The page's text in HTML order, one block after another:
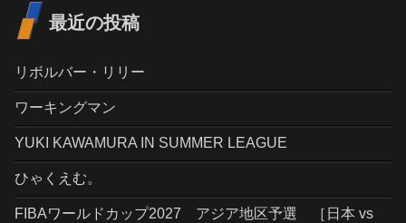
最近の投稿
リボルバー・リリー
ワーキングマン
YUKI KAWAMURA IN SUMMER LEAGUE
ひゃくえむ。
FIBAワールドカップ2027 アジア地区予選 ［日本 vs